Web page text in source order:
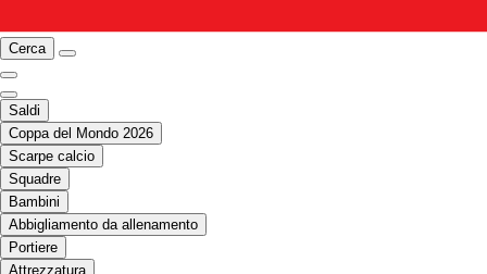
Cerca
Saldi
Coppa del Mondo 2026
Scarpe calcio
Squadre
Bambini
Abbigliamento da allenamento
Portiere
Attrezzatura